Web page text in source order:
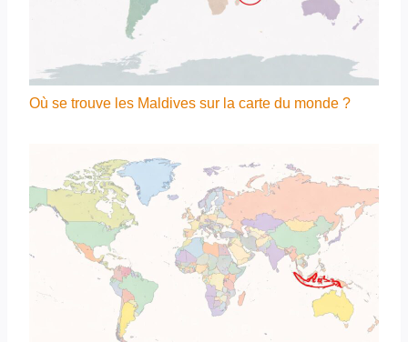
Où se trouve les Maldives sur la carte du monde ?